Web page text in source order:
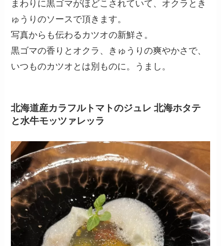
まわりに黒ゴマがほどこされていて、オクラとき
ゅうりのソースで頂きます。
写真からも伝わるカツオの新鮮さ。
黒ゴマの香りとオクラ、きゅうりの爽やかさで、
いつものカツオとは別ものに。うまし。
北海道産カラフルトマトのジュレ 北海ホタテ
と水牛モッツァレッラ